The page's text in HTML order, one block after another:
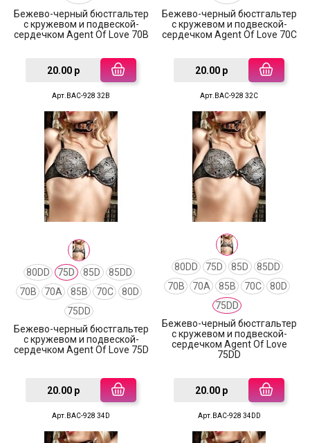
Бежево-черный бюстгальтер
с кружевом и подвеской-
сердечком Agent Of Love 70B
20.00 р
Арт.BAC-928 32B
Бежево-черный бюстгальтер
с кружевом и подвеской-
сердечком Agent Of Love 70C
20.00 р
Арт.BAC-928 32C
80DD 75D 85D
85DD
70B
70A 85B 70C
80D
75DD
Бежево-черный бюстгальтер
с кружевом и подвеской-
сердечком Agent Of Love 75D
20.00 р
Арт.BAC-928 34D
80DD 75D 85D
85DD
70B
70A 85B 70C
80D
75DD
Бежево-черный бюстгальтер
с кружевом и подвеской-
сердечком Agent Of Love
75DD
20.00 р
Арт.BAC-928 34DD